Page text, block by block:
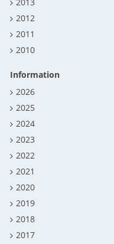
2012
2011
2010
Information
2026
2025
2024
2023
2022
2021
2020
2019
2018
2017